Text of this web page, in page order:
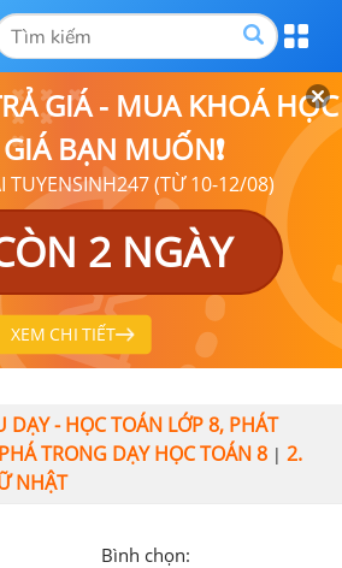
GIÁ - MUA KHOÁ HỌC
BẠN MUỐN❗
TUYENSINH247 (TỪ 10-12/08)
2 NGÀY
XEM CHI TIẾT
DẠY - HỌC TOÁN LỚP 8, PHÁT
TRONG DẠY HỌC TOÁN 8 | 2.
NHẬT
Bình chọn: